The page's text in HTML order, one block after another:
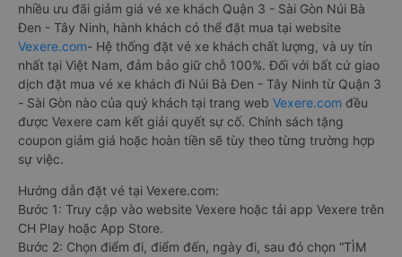
nhiều ưu đãi giảm giá vé xe khách Quận 3 - Sài Gòn Núi Bà
Đen - Tây Ninh, hành khách có thể đặt mua tại website
Vexere.com- Hệ thống đặt vé xe khách chất lượng, và uy tín
nhất tại Việt Nam, đảm bảo giữ chỗ 100%. Đối với bất cứ giao
dịch đặt mua vé xe khách đi Núi Bà Đen - Tây Ninh từ Quận 3
- Sài Gòn nào của quý khách tại trang web Vexere.com đều
được Vexere cam kết giải quyết sự cố. Chính sách tặng
coupon giảm giá hoặc hoàn tiền sẽ tùy theo từng trường hợp
sự việc.
Hướng dẫn đặt vé tại Vexere.com:
Bước 1: Truy cập vào website Vexere hoặc tải app Vexere trên
CH Play hoặc App Store.
Bước 2: Chọn điểm đi, điểm đến, ngày đi, sau đó chọn “TÌM